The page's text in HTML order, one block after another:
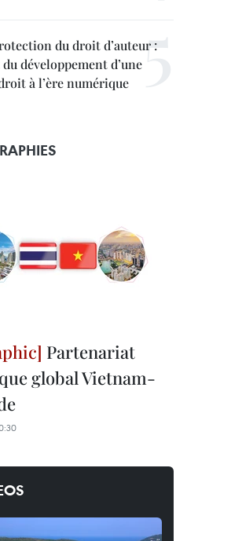
du droit d’auteur :
développement d’une
à l’ère numérique
Partenariat
global Vietnam-